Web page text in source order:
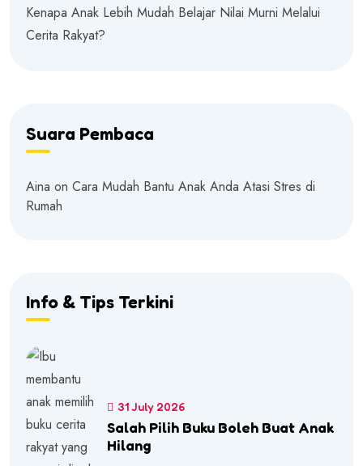
Kenapa Anak Lebih Mudah Belajar Nilai Murni Melalui
Cerita Rakyat?
Suara Pembaca
Aina on Cara Mudah Bantu Anak Anda Atasi Stres di
Rumah
Info & Tips Terkini
31 July 2026
Salah Pilih Buku Boleh Buat Anak
Hilang